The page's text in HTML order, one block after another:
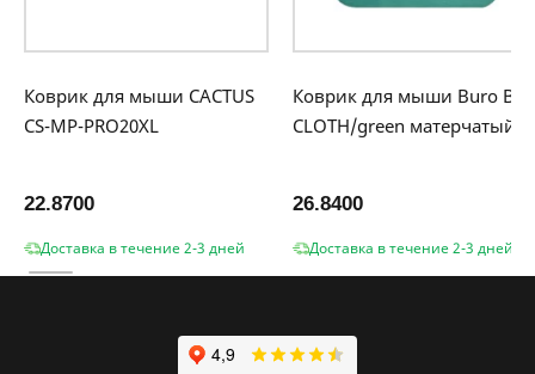
Коврик для мыши CACTUS
CS-MP-PRO20XL
22.8700
Доставка в течение 2-3 дней
Коврик для мыши Buro BU-
CLOTH/green матерчатый
26.8400
Доставка в течение 2-3 дней